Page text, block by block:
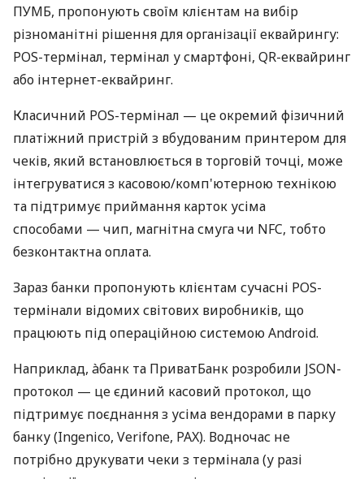
ПУМБ, пропонують своїм клієнтам на вибір
різноманітні рішення для організації еквайрингу:
POS-термінал, термінал у смартфоні, QR-еквайринг
або інтернет-еквайринг.
Класичний POS-термінал — це окремий фізичний
платіжний пристрій з вбудованим принтером для
чеків, який встановлюється в торговій точці, може
інтегруватися з касовою/комп'ютерною технікою
та підтримує приймання карток усіма
способами — чип, магнітна смуга чи NFC, тобто
безконтактна оплата.
Зараз банки пропонують клієнтам сучасні POS-
термінали відомих світових виробників, що
працюють під операційною системою Android.
Наприклад, àбанк та ПриватБанк розробили JSON-
протокол — це єдиний касовий протокол, що
підтримує поєднання з усіма вендорами в парку
банку (Ingenico, Verifone, PAX). Водночас не
потрібно друкувати чеки з термінала (у разі